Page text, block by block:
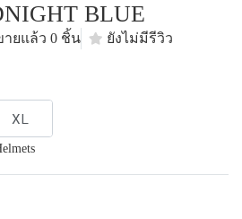
BLUE
ายแล้ว 0 ชิ้น
ยังไม่มีรีวิว
XL